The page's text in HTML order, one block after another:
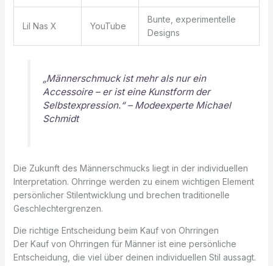
Lil Nas X YouTube
Bunte, experimentelle
Designs
„Männerschmuck ist mehr als nur ein
Accessoire – er ist eine Kunstform der
Selbstexpression.“ – Modeexperte Michael
Schmidt
Die Zukunft des Männerschmucks liegt in der individuellen
Interpretation. Ohrringe werden zu einem wichtigen Element
persönlicher Stilentwicklung und brechen traditionelle
Geschlechtergrenzen.
Die richtige Entscheidung beim Kauf von Ohrringen
Der Kauf von Ohrringen für Männer ist eine persönliche
Entscheidung, die viel über deinen individuellen Stil aussagt.